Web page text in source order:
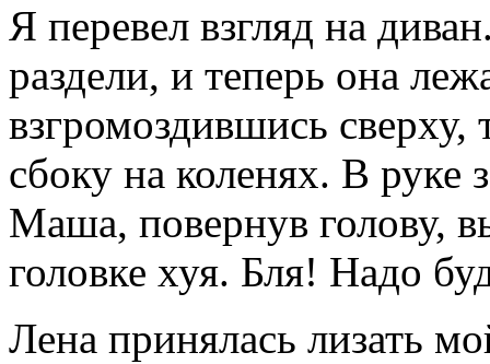
Я перевел взгляд на
раздели, и теперь она
взгромоздившись сверху,
сбоку на коленях. В руке
Маша, повернув голову,
головке хуя. Бля! Надо
Лена принялась лизать